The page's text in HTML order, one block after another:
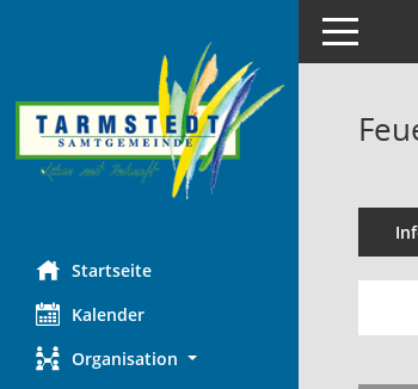
Startseite
Kalender
Organisation
Toggle